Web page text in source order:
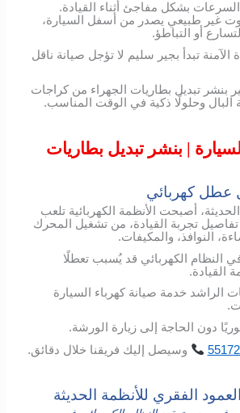
بشكل مفاجئ أثناء القيادة.
غير طبيعي يصدر من أسفل السيارة،
أو التباطؤ.
الآمنة تبدأ بجير سليم لا تؤجل صيانة ناقل
بنشر تبديل بطاريات الجهراء من كراجات
البال وحلولًا ذكية في الوقت المناسب.
| بنشر تبديل بطاريات
عطل كهربائي
أصبحت الأنظمة الكهربائية تلعب
تجربة القيادة، من تشغيل المحرك
النوافذ، والمكيفات.
النظام الكهربائي قد يُسبب تعطلًا
القيادة.
الراشد خدمة صيانة كهرباء السيارة
دون الحاجة إلى زيارة الورشة.
وسيصل إليك فريقنا خلال دقائق.
الفقري للأنظمة الحديثة